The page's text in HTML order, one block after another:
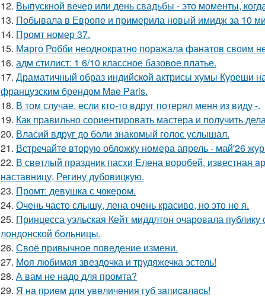
12. Выпускной вечер или день свадьбы - это моменты,
13. Побывала в Европе и примерила новый имидж за 10
14. Промт номер 37.
15. Марго Робби неоднократно поражала фанатов своим
16. адм стилист: 1 6/10 классное базовое платье.
17. Драматичный образ индийской актрисы хумы Куреши
французским брендом Mae Paris.
18. В том случае, если кто-то вдруг потерял меня из виду -.
19. Как правильно сориентировать мастера и получить
20. Власий вдруг до боли знакомый голос услышал.
21. Встречайте вторую обложку номера апрель - май'26
22. В свeтлый праздник пасxи Eлена воробей, известная
наставницу, Регину дубoвицкую.
23. Промт: девушка с чокером.
24. Очень часто слышу, лена очень красиво, но это не я.
25. Принцесса уэльская Кейт миддлтон очаровала
лондонской больницы.
26. Своё привычное поведение измени.
27. Моя любимая звездочка и трудяжечка эстель!
28. А вам не надо для промта?
29. Я нa пpиeм для увeличeния губ зaпиcaлacь!